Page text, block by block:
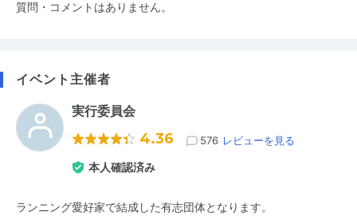
質問・コメントはありません。
イベント主催者
実行委員会
4.36 576 レビューを見る
本人確認済み
ランニング愛好家で結成した有志団体となります。